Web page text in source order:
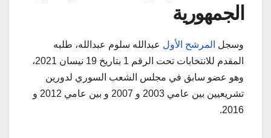
الجمهورية
وسجل المرشح الأول عبدالله سلوم عبدالله، طلبه
المقدم للانتخابات تحت الرقم 1 بتاريخ 19 نيسان 2021،
وهو عضو سابق في مجلس الشعب السوري لدورين
تشريعيين بين عامي 2003 و 2007 و بين عامي 2012 و
2016.